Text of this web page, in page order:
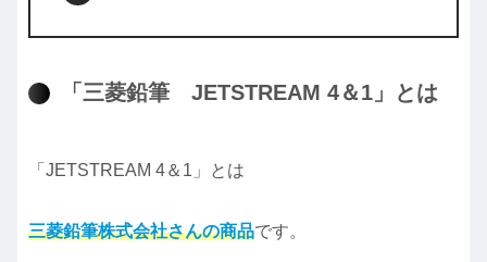
「三菱鉛筆 JETSTREAM 4＆1」とは
「JETSTREAM 4＆1」とは
三菱鉛筆株式会社さんの商品です。